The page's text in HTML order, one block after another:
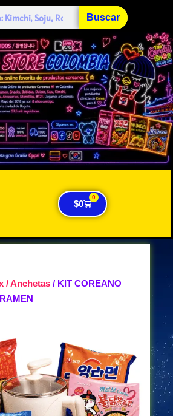
Buscar
$0
0
/ Anchetas / KIT COREANO